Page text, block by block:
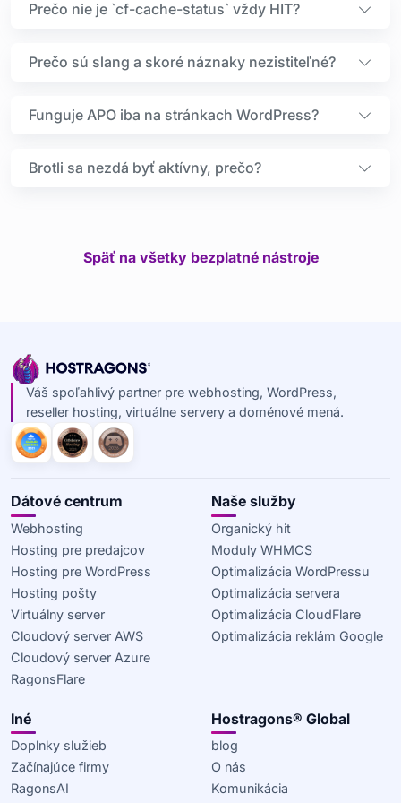
Prečo nie je `cf-cache-status` vždy HIT?
Prečo sú slang a skoré náznaky nezistiteľné?
Funguje APO iba na stránkach WordPress?
Brotli sa nezdá byť aktívny, prečo?
Späť na všetky bezplatné nástroje
Váš spoľahlivý partner pre webhosting, WordPress,
reseller hosting, virtuálne servery a doménové mená.
Dátové centrum
Webhosting
Hosting pre predajcov
Hosting pre WordPress
Hosting pošty
Virtuálny server
Cloudový server AWS
Cloudový server Azure
RagonsFlare
Naše služby
Organický hit
Moduly WHMCS
Optimalizácia WordPressu
Optimalizácia servera
Optimalizácia CloudFlare
Optimalizácia reklám Google
Iné
Doplnky služieb
Začínajúce firmy
RagonsAI
Hostragons® Global
blog
O nás
Komunikácia